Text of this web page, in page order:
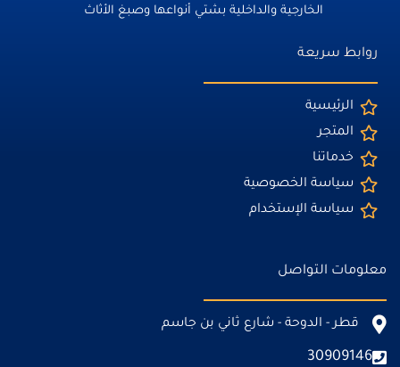
الخارجية والداخلية بشتي أنواعها وصبغ الأثاث
روابط سريعة
الرئيسية
المتجر
خدماتنا
سياسة الخصوصية
سياسة الإستخدام
معلومات التواصل
قطر - الدوحة - شارع ثاني بن جاسم
30909146